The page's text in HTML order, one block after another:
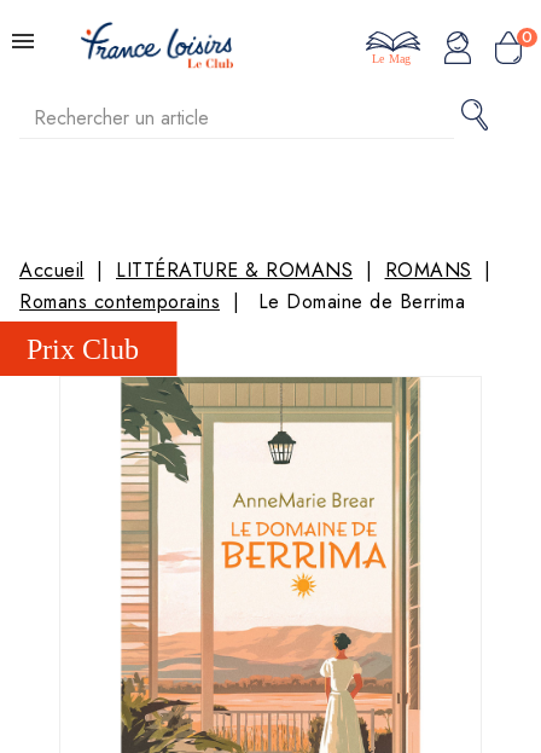
0
Le Mag
Accueil LITTÉRATURE & ROMANS
ROMANS
Romans contemporains
Le Domaine de Berrima